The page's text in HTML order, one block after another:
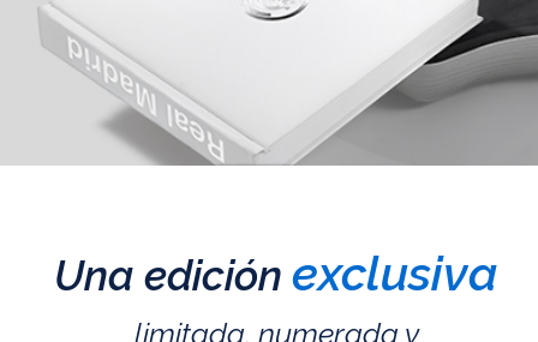
Una edición exclusiva
limitada, numerada y